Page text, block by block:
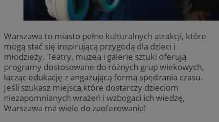
Warszawa to miasto pełne kulturalnych atrakcji, które
mogą stać się inspirującą przygodą dla dzieci i
młodzieży. Teatry, muzea i galerie sztuki oferują
programy dostosowane do różnych grup wiekowych,
łącząc edukację z angażującą formą spędzania czasu.
Jeśli szukasz miejsca,które dostarczy dzieciom
niezapomnianych wrażeń i wzbogaci ich wiedzę,
Warszawa ma wiele do zaoferowania!